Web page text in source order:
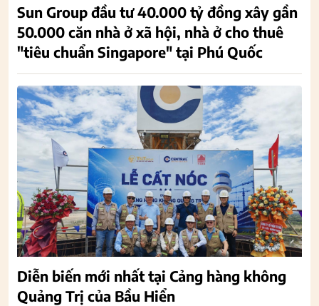
Sun Group đầu tư 40.000 tỷ đồng xây gần
50.000 căn nhà ở xã hội, nhà ở cho thuê
"tiêu chuẩn Singapore" tại Phú Quốc
Diễn biến mới nhất tại Cảng hàng không
Quảng Trị của Bầu Hiển